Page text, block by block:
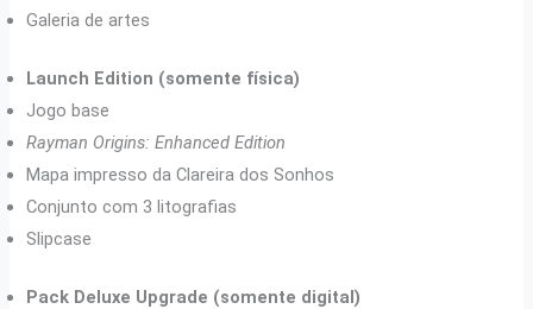
Galeria de artes
Launch Edition (somente física)
Jogo base
Rayman Origins: Enhanced Edition
Mapa impresso da Clareira dos Sonhos
Conjunto com 3 litografias
Slipcase
Pack Deluxe Upgrade (somente digital)